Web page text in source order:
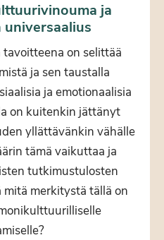
ja
universaalius
on selittää
ja sen taustalla
ja emotionaalisia
on kuitenkin jättänyt
yllättävänkin vähälle
tämä vaikuttaa ja
tutkimustulosten
merkitystä tällä on